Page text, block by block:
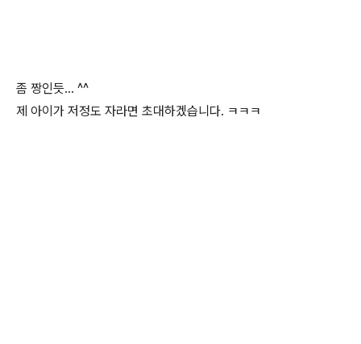
좀 짱인듯... ^^
제 아이가 저정도 자라면 초대하겠습니다. ㅋㅋㅋ